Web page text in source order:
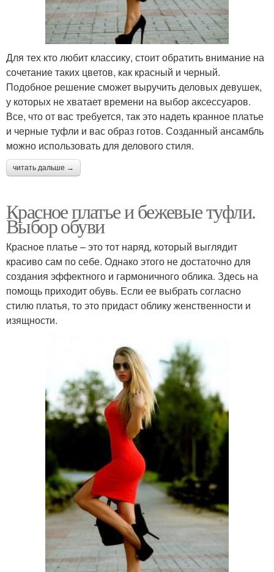
Для тех кто любит классику, стоит обратить внимание на
сочетание таких цветов, как красный и черный.
Подобное решение сможет выручить деловых девушек,
у которых не хватает времени на выбор аксессуаров.
Все, что от вас требуется, так это надеть кранное платье
и черные туфли и вас образ готов. Созданный ансамбль
можно использовать для делового стиля.
читать дальше →
Красное платье и бежевые туфли.
Выбор обуви
Красное платье – это тот наряд, который выглядит
красиво сам по себе. Однако этого не достаточно для
создания эффектного и гармоничного облика. Здесь на
помощь приходит обувь. Если ее выбрать согласно
стилю платья, то это придаст облику женственности и
изящности.